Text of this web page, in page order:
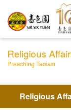
Religious
Preaching Taoism
Religious